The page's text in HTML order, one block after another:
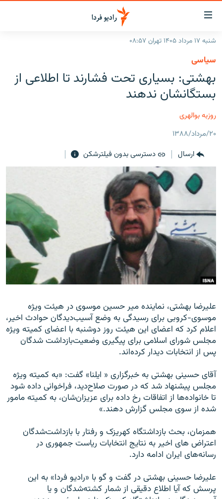
لینک‌های
قابلیت
دسترسی
بازگشت
منوی
اصلی
به
صفحه
ایران
جهان
فرکانس‌ها
پادکست
چندرسانه‌ای
گزارش‌های تصویری
گزارش‌های ویدئویی
زنان فردا
English
به ما بپیوندید
زبان‌های دیگر
شنبه ۱۷ مرداد ۱۴۰۵ تهران ۰۸:۵۷
سیاسی
بهشتی: بسیاری تحت فشارند تا اطلاعی از
بستگانشان ندهند
روزبه بوالهری
۲۰/مرداد/۱۳۸۸
ارسال
دسترسی بدون فیلترشکن
عليرضا بهشتی، نماينده مير حسين موسوی در هيئت ويژه
موسوی-کروبی برای رسیدگی به وضع آسيب‌‌ديدگان حوادث اخير،
اعلام کرد که اعضای اين هيئت روز دوشنبه با اعضای کميته ويژه
مجلس شورای اسلامی برای پيگيری وضعيت‌بازداشت شدگان
پس از انتخابات ديدار کرده‌اند.
آقای حسينی بهشتی به خبرگزاری « ايلنا» گفت: «به کميته ويژه
مجلس پيشنهاد شد که در صورت صلاح‌ديد، فراخوانی داده شود
تا خانواده‌ها از اتفاقات رخ داده برای عزيزان‌شان، به کميته مامور
شده از سوی مجلس گزارش دهند.»
همزمان، بحث بازداشتگاه کهريزک و رفتار با بازداشت‌شدگان
اعتراض های اخير به نتايج انتخابات رياست جمهوری در
رسانه‌های ايران ادامه دارد.
عليرضا حسينی بهشتی در گفت و گو با «راديو فردا» به اين
پرسش که آيا اطلاع دقيقی از شمار کشته‌شدگان و يا